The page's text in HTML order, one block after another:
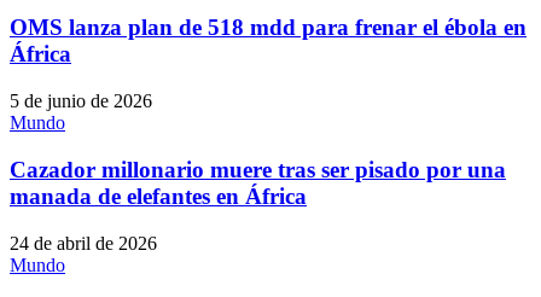
OMS lanza plan de 518 mdd para frenar el ébola en
África
5 de junio de 2026
Mundo
Cazador millonario muere tras ser pisado por una
manada de elefantes en África
24 de abril de 2026
Mundo